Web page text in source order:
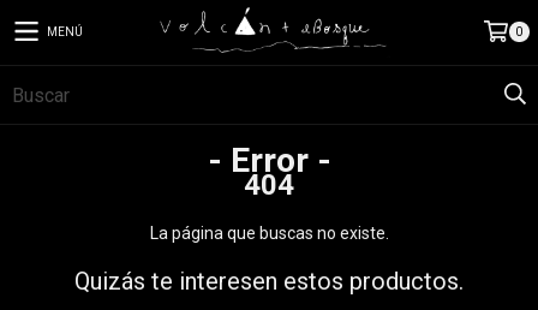
MENÚ 0
- Error -
404
La página que buscas no existe.
Quizás te interesen estos productos.